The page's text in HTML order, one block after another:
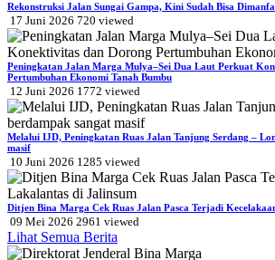
Rekonstruksi Jalan Sungai Gampa, Kini Sudah Bisa
17 Juni 2026 720 viewed
Peningkatan Jalan Marga Mulya–Sei Dua Laut Perkuat
Pertumbuhan Ekonomi Tanah Bumbu
12 Juni 2026 1772 viewed
Melalui IJD, Peningkatan Ruas Jalan Tanjung Serdang –
masif
10 Juni 2026 1285 viewed
Ditjen Bina Marga Cek Ruas Jalan Pasca Terjadi
09 Mei 2026 2961 viewed
Lihat Semua Berita